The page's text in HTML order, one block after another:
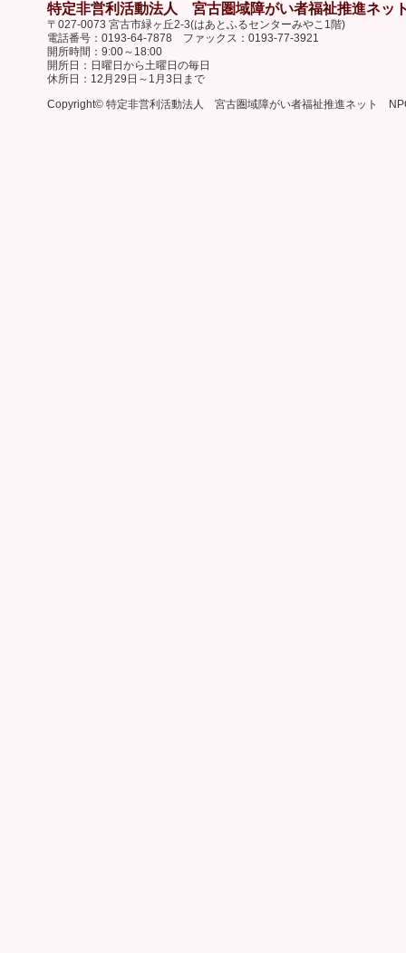
特定非営利活動法人 宮古圏域障がい者福祉推進ネッ
〒027-0073 宮古市緑ヶ丘2-3(はあとふるセンターみやこ1階)
電話番号：0193-64-7878 ファックス：0193-77-3921
開所時間：9:00～18:00
開所日：日曜日から土曜日の毎日
休所日：12月29日～1月3日まで
Copyright© 特定非営利活動法人 宮古圏域障がい者福祉推進ネット